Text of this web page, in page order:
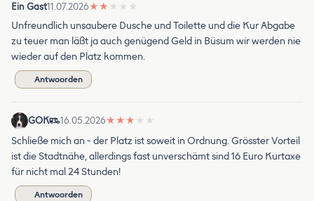
Ein Gast11.07.2026★ ★ ★ ★ ★
Unfreundlich unsaubere Dusche und Toilette und die Kur Abgabe
zu teuer man läßt ja auch genügend Geld in Büsum wir werden nie
wieder auf den Platz kommen.
Antwoorden
GOK 16.05.2026★ ★ ★ ★ ★
Schließe mich an - der Platz ist soweit in Ordnung. Grösster Vorteil
ist die Stadtnähe, allerdings fast unverschämt sind 16 Euro Kurtaxe
für nicht mal 24 Stunden!
Antwoorden